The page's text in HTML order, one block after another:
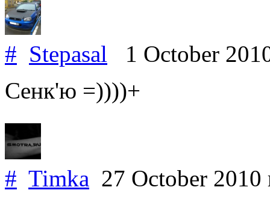
# Stepasal 1 October
Сенк'ю =))))+
# Timka 27 October 2010